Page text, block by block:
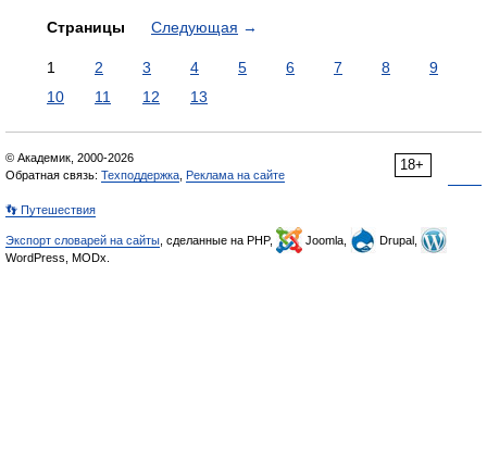
Страницы Следующая →
1 2 3 4 5 6 7 8
9
10
11 12 13
18+
© Академик, 2000-2026
Обратная связь: Техподдержка Реклама на сайте
👣 Путешествия
Экспорт словарей на сайты , сделанные на PHP, Joomla,
Drupal,
WordPress, MODx.